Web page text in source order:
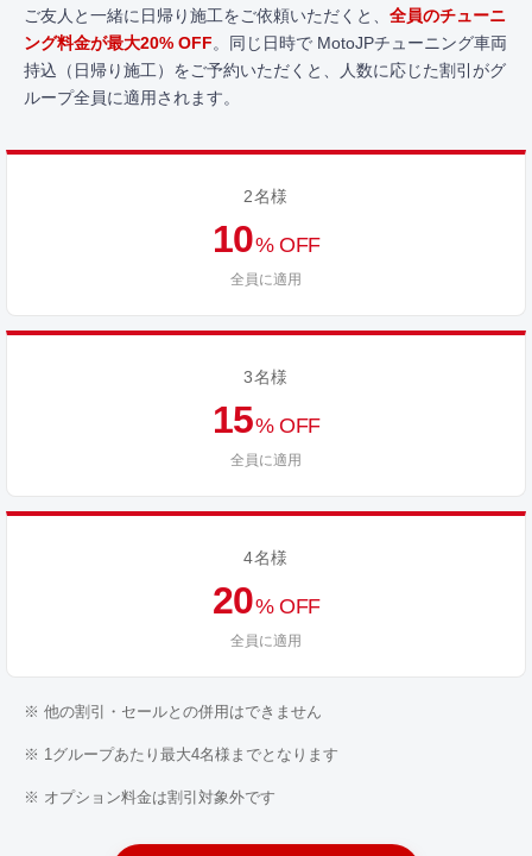
ご友人と一緒に日帰り施工をご依頼いただくと、 全員のチューニ
ング料金が最大20% OFF。同じ日時で MotoJPチューニング車両
持込（日帰り施工）をご予約いただくと、人数に応じた割引がグ
ループ全員に適用されます。
2名様
10% OFF
全員に適用
3名様
15% OFF
全員に適用
4名様
20% OFF
全員に適用
※ 他の割引・セールとの併用はできません
※ 1グループあたり最大4名様までとなります
※ オプション料金は割引対象外です